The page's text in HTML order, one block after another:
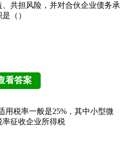
共担风险，并对合伙企业债务承
（）
用税率一般是25%，其中小型微
征收企业所得税